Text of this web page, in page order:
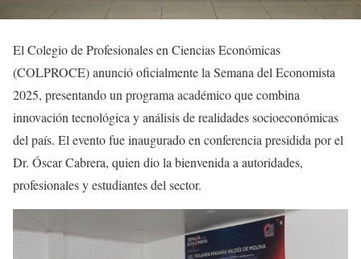
El Colegio de Profesionales en Ciencias Económicas
(COLPROCE) anunció oficialmente la Semana del Economista
2025, presentando un programa académico que combina
innovación tecnológica y análisis de realidades socioeconómicas
del país. El evento fue inaugurado en conferencia presidida por el
Dr. Óscar Cabrera, quien dio la bienvenida a autoridades,
profesionales y estudiantes del sector.